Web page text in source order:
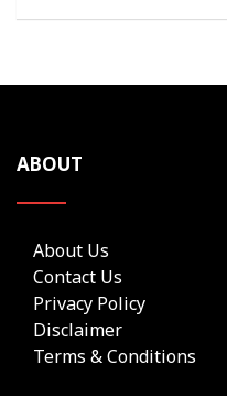
ABOUT
About Us
Contact Us
Privacy Policy
Disclaimer
Terms & Conditions